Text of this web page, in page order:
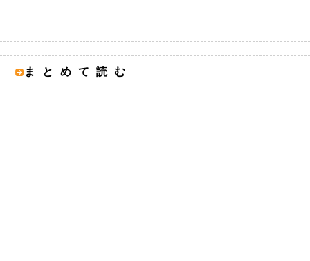
まとめて読む